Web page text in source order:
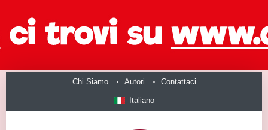
Chi Siamo Autori Contattaci
Italiano